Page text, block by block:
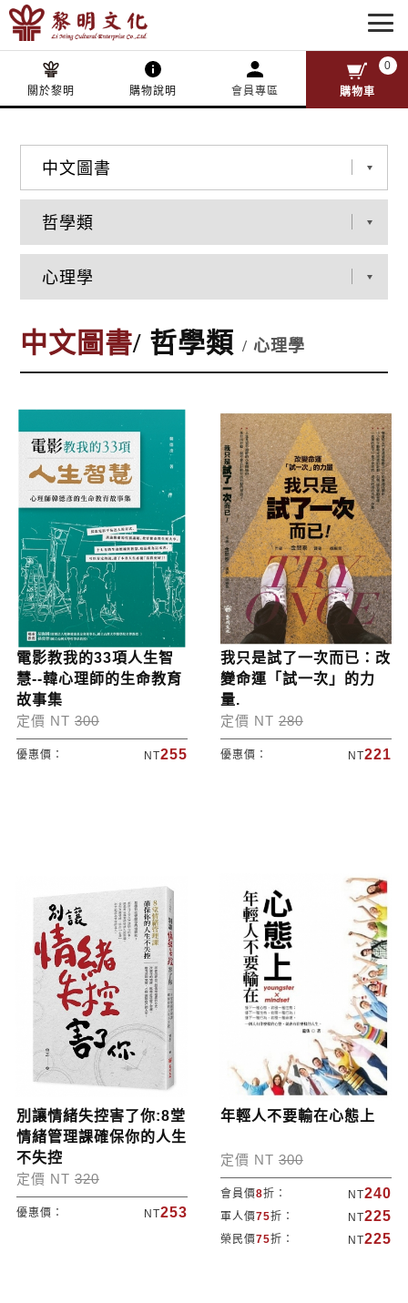
關於黎明 購物說明 會員專區
0
購物車
中文圖書/ 哲學類/ 心理學
電影教我的33項人生智
慧--韓心理師的生命教育
故事集
定價 NT 300
優惠價： NT255
我只是試了一次而已：改
變命運「試一次」的力
量.
定價 NT 280
優惠價： NT221
別讓情緒失控害了你:8堂
情緒管理課確保你的人生
不失控
定價 NT 320
優惠價： NT253
年輕人不要輸在心態上
定價 NT 300
會員價8折： NT240
軍人價75折： NT225
榮民價75折： NT225